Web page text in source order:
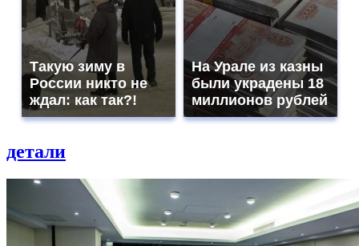
Такую зиму в
России никто не
ждал: как так?!
На Урале из казны
были украдены 18
миллионов рублей
детали